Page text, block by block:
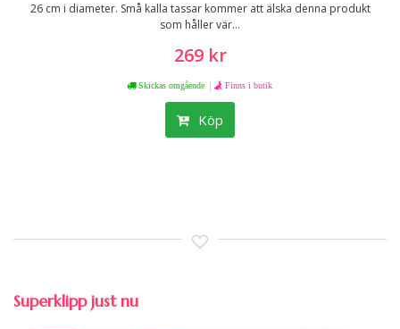
26 cm i diameter. Små kalla tassar kommer att älska denna produkt
som håller vär...
269 kr
Skickas omgående | Finns i butik
Köp
Superklipp just nu